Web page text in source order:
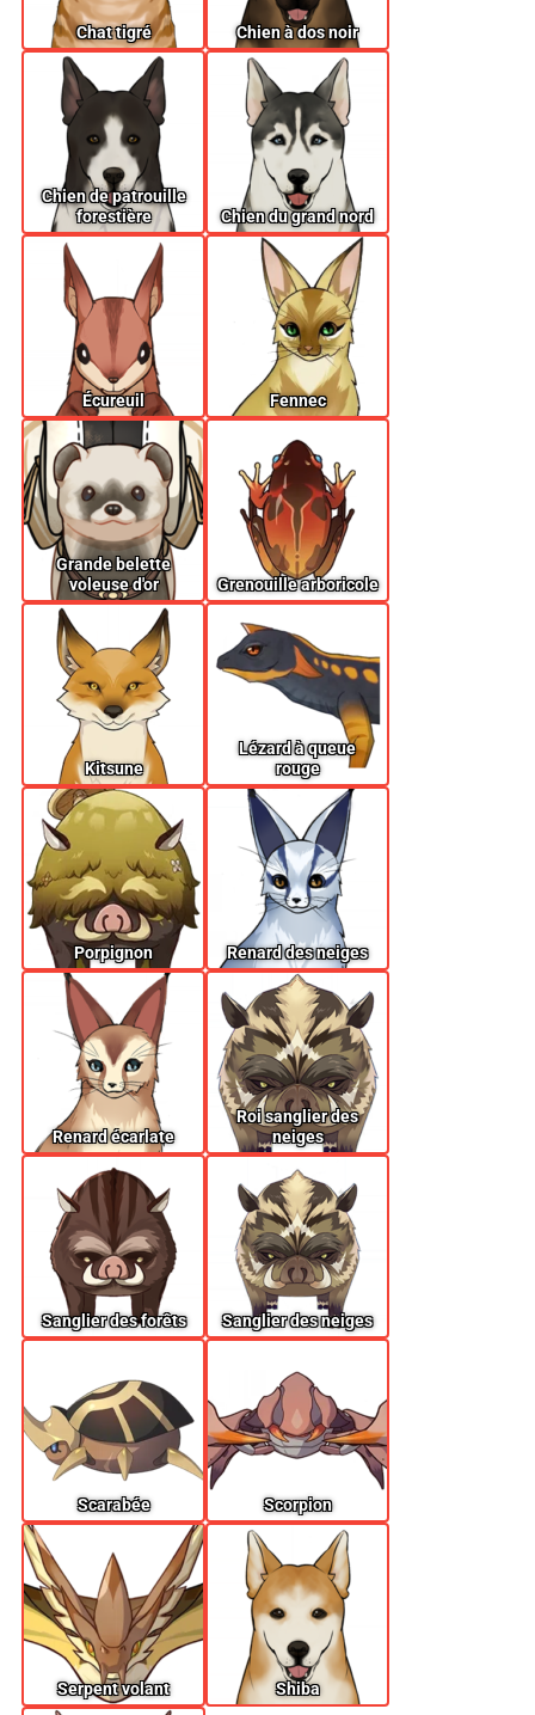
Chat tigré Chien à dos noir
Chien de patrouille
forestière
Chien du grand nord
Écureuil Fennec
Grande belette
voleuse d'or
Grenouille arboricole
Kitsune
Lézard à queue
rouge
Porpignon Renard des neiges
Renard écarlate
Roi sanglier des
neiges
Sanglier des forêts Sanglier des neiges
Scarabée Scorpion
Serpent volant Shiba